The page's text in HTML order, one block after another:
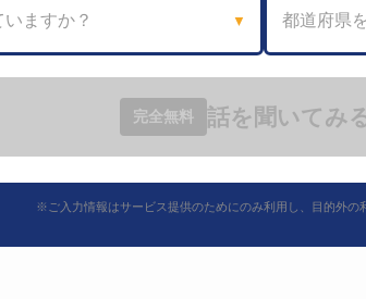
ますか？ ▼ 都道府県
完全無料 話を聞いてみ
※ご入力情報はサービス提供のためにのみ利用し、目的外の